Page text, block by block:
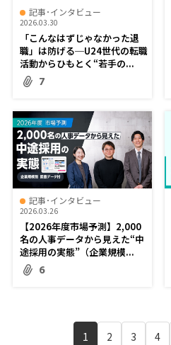
記事･インタビュー
2026.03.30
「こんなはずじゃなかった退
職」は防げる─U24世代の転職
活動からひもとく“若手の...
7
記事･インタビュー
2026.03.26
【2026年度市場予測】2,000
名の人事データから見えた“中
途採用の実態”（企業規模...
6
1 2 3 4